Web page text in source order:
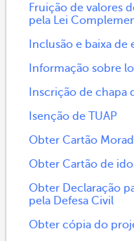
Fruição de valores
pela Lei
Inclusão e baixa
Informação sobre
Inscrição de chapa
Isenção de TUAP
Obter Cartão
Obter Cartão de
Obter Declaração
pela Defesa Civil
Obter cópia do